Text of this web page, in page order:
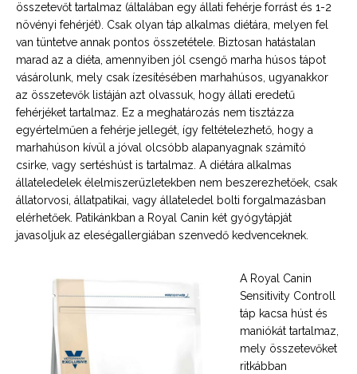
összetevőt tartalmaz (általában egy állati fehérje forrást és 1-2
növényi fehérjét). Csak olyan táp alkalmas diétára, melyen fel
van tüntetve annak pontos összetétele. Biztosan hatástalan
marad az a diéta, amennyiben jól csengő marha húsos tápot
vásárolunk, mely csak ízesítésében marhahúsos, ugyanakkor
az összetevők listáján azt olvassuk, hogy állati eredetű
fehérjéket tartalmaz. Ez a meghatározás nem tisztázza
egyértelműen a fehérje jellegét, így feltételezhető, hogy a
marhahúson kívül a jóval olcsóbb alapanyagnak számító
csirke, vagy sertéshúst is tartalmaz. A diétára alkalmas
állateledelek élelmiszerüzletekben nem beszerezhetőek, csak
állatorvosi, állatpatikai, vagy állateledel bolti forgalmazásban
elérhetőek. Patikánkban a Royal Canin két gyógytápját
javasoljuk az eleségallergiában szenvedő kedvenceknek.
A Royal Canin
Sensitivity Controll
táp kacsa húst és
maniókát tartalmaz,
mely összetevőket
ritkábban